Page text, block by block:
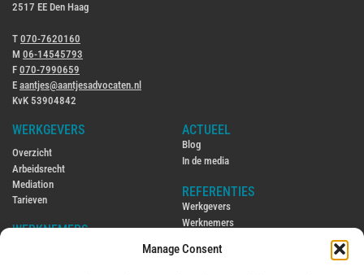
Manage Consent
2517 EE Den Haag
T 070-7620160
M 06-14545793
F 070-7990659
E aantjes@aantjesadvocaten.nl
KvK 53904842
WERKGEVERS
Overzicht
Arbeidsrecht
Mediation
Tarieven
WERKNEMERS
ACTUEEL
Blog
In de media
REFERENTIES
Werkgevers
Werknemers
CONTACT